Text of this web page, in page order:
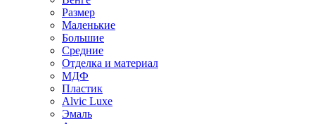
Размер
Маленькие
Большие
Средние
Отделка и материал
МДФ
Пластик
Alvic Luxe
Эмаль